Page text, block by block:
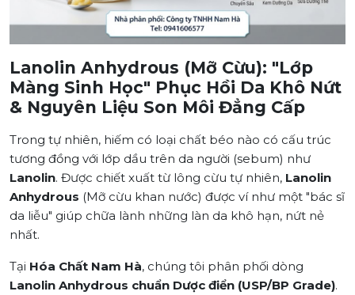
Lanolin Anhydrous (Mỡ Cừu): "Lớp
Màng Sinh Học" Phục Hồi Da Khô Nứt
& Nguyên Liệu Son Môi Đẳng Cấp
Trong tự nhiên, hiếm có loại chất béo nào có cấu trúc
tương đồng với lớp dầu trên da người (sebum) như
Lanolin. Được chiết xuất từ lông cừu tự nhiên, Lanolin
Anhydrous (Mỡ cừu khan nước) được ví như một "bác sĩ
da liễu" giúp chữa lành những làn da khô hạn, nứt nẻ
nhất.
Tại Hóa Chất Nam Hà, chúng tôi phân phối dòng
Lanolin Anhydrous chuẩn Dược điển (USP/BP Grade).